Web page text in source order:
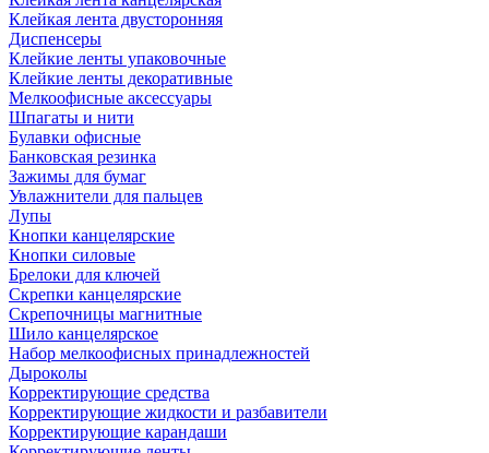
Клейкая лента двусторонняя
Диспенсеры
Клейкие ленты упаковочные
Клейкие ленты декоративные
Мелкоофисные аксессуары
Шпагаты и нити
Булавки офисные
Банковская резинка
Зажимы для бумаг
Увлажнители для пальцев
Лупы
Кнопки канцелярские
Кнопки силовые
Брелоки для ключей
Скрепки канцелярские
Скрепочницы магнитные
Шило канцелярское
Набор мелкоофисных принадлежностей
Дыроколы
Корректирующие средства
Корректирующие жидкости и разбавители
Корректирующие карандаши